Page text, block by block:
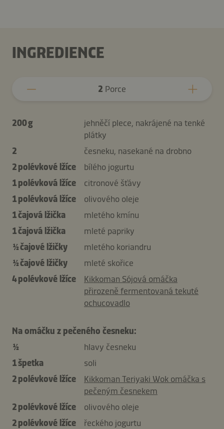
INGREDIENCE
2 Porce
200 g
jehněčí plece, nakrájené na tenké
plátky
2
česneku, nasekané na drobno
2 polévkové lžíce
bílého jogurtu
1 polévková lžíce
citronové šťávy
1 polévková lžíce
olivového oleje
1 čajová lžička
mletého kmínu
1 čajová lžička
mleté ​​papriky
½ čajové lžičky
mletého koriandru
½ čajové lžičky
mleté ​​skořice
4 polévkové lžíce
Kikkoman Sójová omáčka
přirozeně fermentovaná tekuté
ochucovadlo
Na omáčku z pečeného česneku:
½
hlavy česneku
1 špetka
soli
2 polévkové lžíce
Kikkoman Teriyaki Wok omáčka s
pečeným česnekem
2 polévkové lžíce
olivového oleje
2 polévkové lžíce
řeckého jogurtu